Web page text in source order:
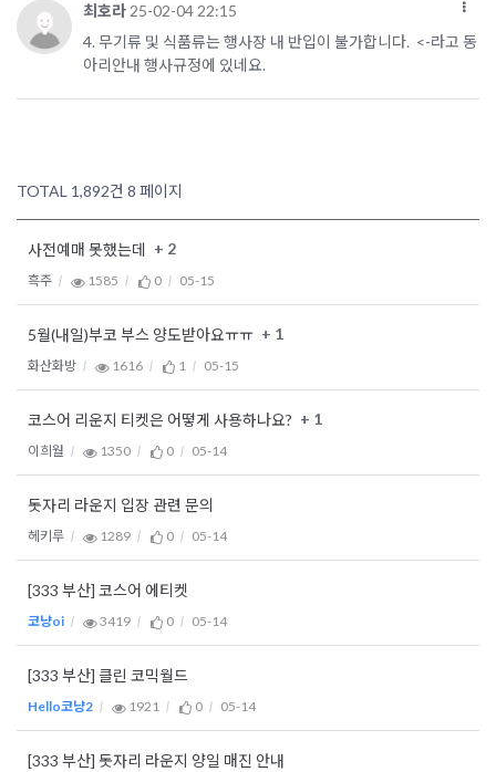
최호라 25-02-04 22:15
4. 무기류 및 식품류는 행사장 내 반입이 불가합니다. <-라고 동
아리안내 행사규정에 있네요.
TOTAL 1,892건 8 페이지
사전예매 못했는데 + 2
흑주 1585 0 05-15
5월(내일)부코 부스 양도받아요ㅠㅠ + 1
화산화방 1616 1 05-15
코스어 리운지 티켓은 어떻게 사용하나요? + 1
이희월 1350 0 05-14
돗자리 라운지 입장 관련 문의
헤키루 1289 0 05-14
[333 부산] 코스어 에티켓
코냥oi 3419 0 05-14
[333 부산] 클린 코믹월드
Hello코냥2 1921 0 05-14
[333 부산] 돗자리 라운지 양일 매진 안내